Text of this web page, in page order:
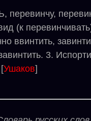
(к
ввинтить,
3.
Ушаков]